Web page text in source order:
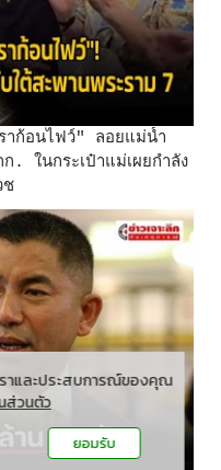
ก้อนไฟว์" ลอยแม่น้ำ
. ในกระเป๋าแม่เผยกำลัง
ช
ราและประสบการณ์ของคุณ
ส่วนตัว
ยอมรับ